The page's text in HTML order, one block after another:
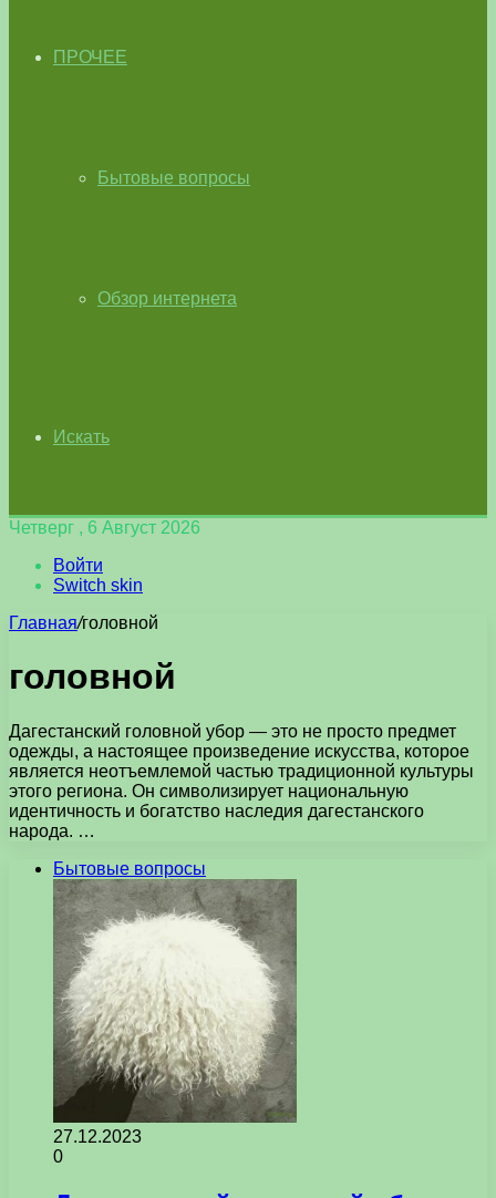
ПРОЧЕЕ
Бытовые вопросы
Обзор интернета
Искать
Четверг , 6 Август 2026
Войти
Switch skin
Главная/головной
головной
Дагестанский головной убор — это не просто предмет
одежды, а настоящее произведение искусства, которое
является неотъемлемой частью традиционной культуры
этого региона. Он символизирует национальную
идентичность и богатство наследия дагестанского
народа. …
Бытовые вопросы
27.12.2023
0